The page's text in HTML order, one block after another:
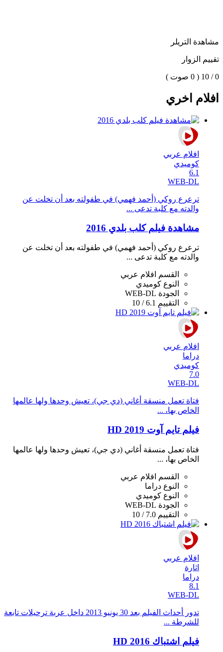
مشاهدة التريلر
تقييم الزوار
0 / 10 ( 0 صوت )
افلام اخري
افلام عربي
كوميدي
6.1
WEB-DL
ترعرع روكي (أحمد فهمي) في طفولته بعد أن تخلت عن
والدته مع كلبة تدعى ...
مشاهدة فيلم كلب بلدي 2016
ترعرع روكي (أحمد فهمي) في طفولته بعد أن تخلت عن
والدته مع كلبة تدعى ...
القسم
افلام عربي
النوع كوميدي
الجودة WEB-DL
التقييم 6.1 / 10
افلام عربي
دراما
كوميدي
7.0
WEB-DL
فتاة تعمل منسقة أغاني (دي جي)، تعيش وحدها ولها عالمها
الخاص بها، ...
فيلم تايم آوت 2019 HD
فتاة تعمل منسقة أغاني (دي جي)، تعيش وحدها ولها عالمها
الخاص بها، ...
القسم
افلام عربي
النوع دراما
النوع كوميدي
الجودة WEB-DL
التقييم 7.0 / 10
افلام عربي
اثارة
دراما
8.1
WEB-DL
تدور أحداث الفيلم بعد 30 يونيو 2013 داخل عربة ترحيلات تابعة
للشرطة ...
فيلم اشتباك 2016 HD